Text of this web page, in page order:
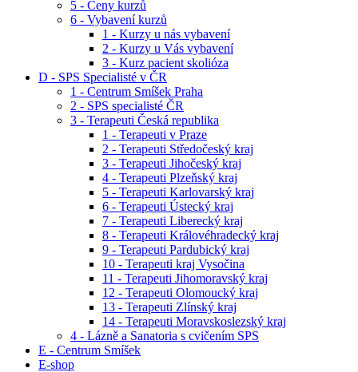
5 - Ceny kurzů
6 - Vybavení kurzů
1 - Kurzy u nás vybavení
2 - Kurzy u Vás vybavení
3 - Kurz pacient skolióza
D - SPS Specialisté v ČR
1 - Centrum Smíšek Praha
2 - SPS specialisté ČR
3 - Terapeuti Česká republika
1 - Terapeuti v Praze
2 - Terapeuti Středočeský kraj
3 - Terapeuti Jihočeský kraj
4 - Terapeuti Plzeňský kraj
5 - Terapeuti Karlovarský kraj
6 - Terapeuti Ústecký kraj
7 - Terapeuti Liberecký kraj
8 - Terapeuti Královéhradecký kraj
9 - Terapeuti Pardubický kraj
10 - Terapeuti kraj Vysočina
11 - Terapeuti Jihomoravský kraj
12 - Terapeuti Olomoucký kraj
13 - Terapeuti Zlínský kraj
14 - Terapeuti Moravskoslezský kraj
4 - Lázně a Sanatoria s cvičením SPS
E - Centrum Smíšek
E-shop